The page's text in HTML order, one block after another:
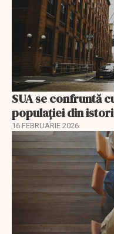
SUA se confruntă
populației din
16 FEBRUARIE 2026